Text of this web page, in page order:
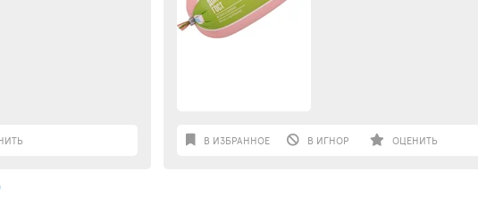
В ИЗБРАННОЕ В ИГНОР ОЦЕНИТЬ